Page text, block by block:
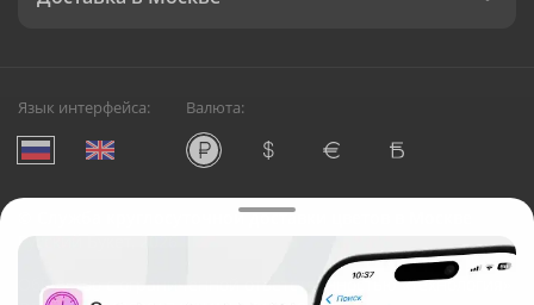
Язык интерфейса: Валюта:
Служба круглосуточной доставки цветов в Москве
Русский Букет, 2026
Общество с ограниченной ответственностью «Технология»